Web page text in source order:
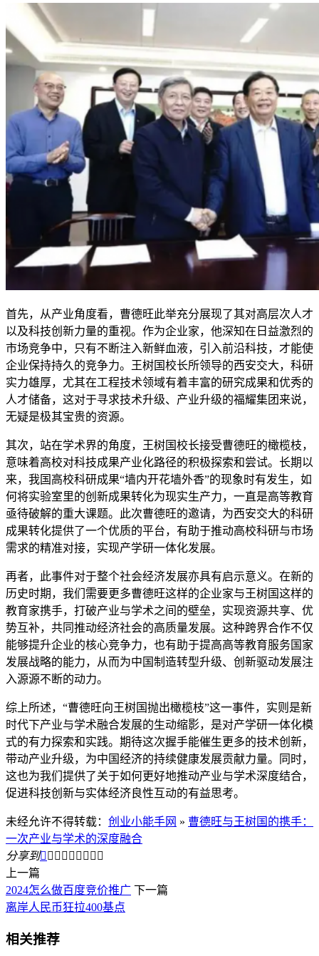
首先，从产业角度看，曹德旺此举充分展现了其对高层次人才
以及科技创新力量的重视。作为企业家，他深知在日益激烈的
市场竞争中，只有不断注入新鲜血液，引入前沿科技，才能使
企业保持持久的竞争力。王树国校长所领导的西安交大，科研
实力雄厚，尤其在工程技术领域有着丰富的研究成果和优秀的
人才储备，这对于寻求技术升级、产业升级的福耀集团来说，
无疑是极其宝贵的资源。
其次，站在学术界的角度，王树国校长接受曹德旺的橄榄枝，
意味着高校对科技成果产业化路径的积极探索和尝试。长期以
来，我国高校科研成果“墙内开花墙外香”的现象时有发生，如
何将实验室里的创新成果转化为现实生产力，一直是高等教育
亟待破解的重大课题。此次曹德旺的邀请，为西安交大的科研
成果转化提供了一个优质的平台，有助于推动高校科研与市场
需求的精准对接，实现产学研一体化发展。
再者，此事件对于整个社会经济发展亦具有启示意义。在新的
历史时期，我们需要更多曹德旺这样的企业家与王树国这样的
教育家携手，打破产业与学术之间的壁垒，实现资源共享、优
势互补，共同推动经济社会的高质量发展。这种跨界合作不仅
能够提升企业的核心竞争力，也有助于提高高等教育服务国家
发展战略的能力，从而为中国制造转型升级、创新驱动发展注
入源源不断的动力。
综上所述，“曹德旺向王树国抛出橄榄枝”这一事件，实则是新
时代下产业与学术融合发展的生动缩影，是对产学研一体化模
式的有力探索和实践。期待这次握手能催生更多的技术创新，
带动产业升级，为中国经济的持续健康发展贡献力量。同时，
这也为我们提供了关于如何更好地推动产业与学术深度结合，
促进科技创新与实体经济良性互动的有益思考。
未经允许不得转载： 创业小能手网 » 曹德旺与王树国的携手：
一次产业与学术的深度融合
分享到        
上一篇
2024怎么做百度竞价推广 下一篇
离岸人民币狂拉400基点
相关推荐